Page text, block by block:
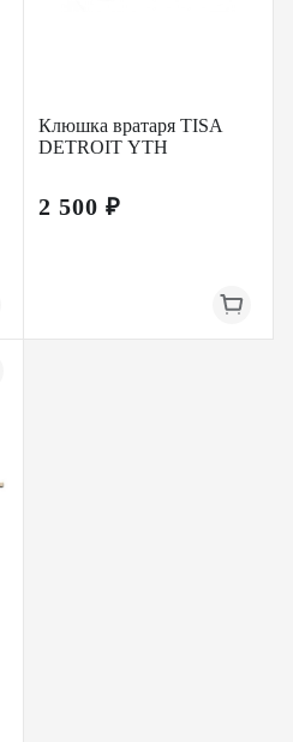
Клюшка вратаря TISA
DETROIT YTH
2 500 ₽